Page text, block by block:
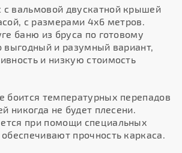
с вальмовой двускатной крышей
с размерами 4х6 метров.
баню из бруса по готовому
и разумный вариант,
и низкую стоимость
боится температурных перепадов
никогда не будет плесени.
при помощи специальных
прочность каркаса.